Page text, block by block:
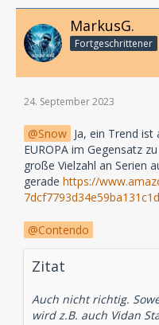
MarkusG.
Fortgeschrittener
24. September 2023
Snow Ja, ein Trend
EUROPA im Gegensatz
große Vielzahl an Serien
gerade https://
Contendo
Zitat
Auch nicht richtig.
wird z.B. auch Vidan